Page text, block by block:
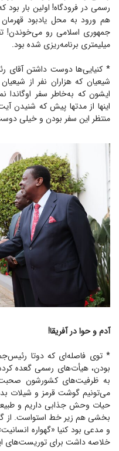
رسمی در فرودگاه! اولین بار
هم ورود به محل یادبود
میلیمتری برنامه‌ریزی شده بود.
* کنیایی‌ها دوست داشتن
شیعیان که هزاران نفر از
ایشون که به‌خاطر سفر
اینها از مدتها پیش که شنیدن
منتظر این سفر بودن و خیلی
آدم و حوا در آفریقا!
* توی فاصله‌ای که دوتا
بودن، هیأت‌های رسمی گعده
به ظرفیت‌های کشورشون صحبت
می‌تونیم گوشت قرمز و شیلات
حیات وحش جذابی داریم و
بخشی هم زیر خط استواست. از
و مدعی بود کنیا «گهواره
خلاصه داشت برای توریست‌های